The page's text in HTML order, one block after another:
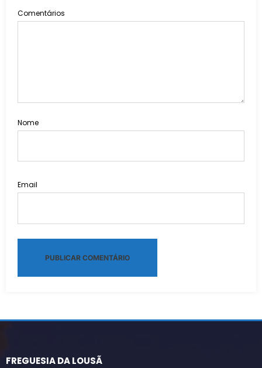
Comentários
Nome
Email
FREGUESIA DA LOUSÃ